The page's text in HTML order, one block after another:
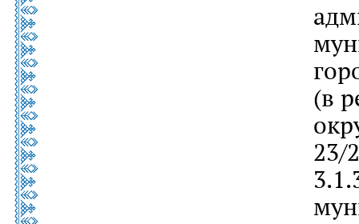
(в
23/